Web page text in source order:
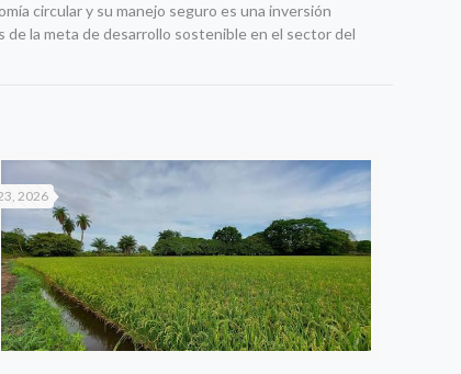
circular y su manejo seguro es una inversión
de la meta de desarrollo sostenible en el sector del
2026